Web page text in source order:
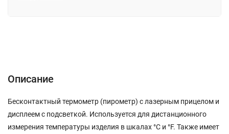
Описание
Бесконтактный термометр (пирометр) с лазерным прицелом и
дисплеем с подсветкой. Используется для дистанционного
измерения температуры изделия в шкалах °C и °F. Также имеет